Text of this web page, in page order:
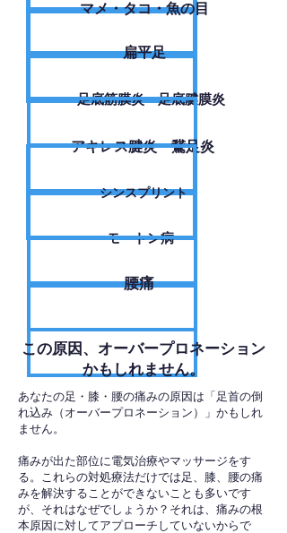
​マメ・タコ・魚の目
扁平足
足底筋膜炎・足底腱膜炎
アキレス腱炎・鵞足炎
シンスプリント
モートン病
腰痛
​この原因、オーバープロネーション
かもしれません。
あなたの足・膝・腰の痛みの原因は「足首の倒
れ込み（オーバープロネーション）」かもしれ
ません。
痛みが出た部位に電気治療やマッサージをす
る。これらの対処療法だけでは足、膝、腰の痛
みを解決することができないことも多いです
が、それはなぜでしょうか？それは、痛みの根
本原因に対してアプローチしていないからで